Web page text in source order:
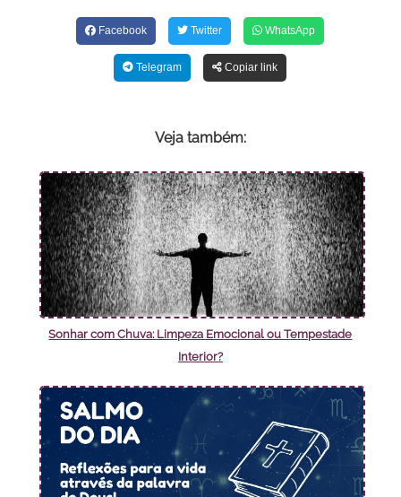
Facebook Twitter WhatsApp
Telegram Copiar link
Veja também:
Sonhar com Chuva: Limpeza Emocional ou Tempestade
Interior?